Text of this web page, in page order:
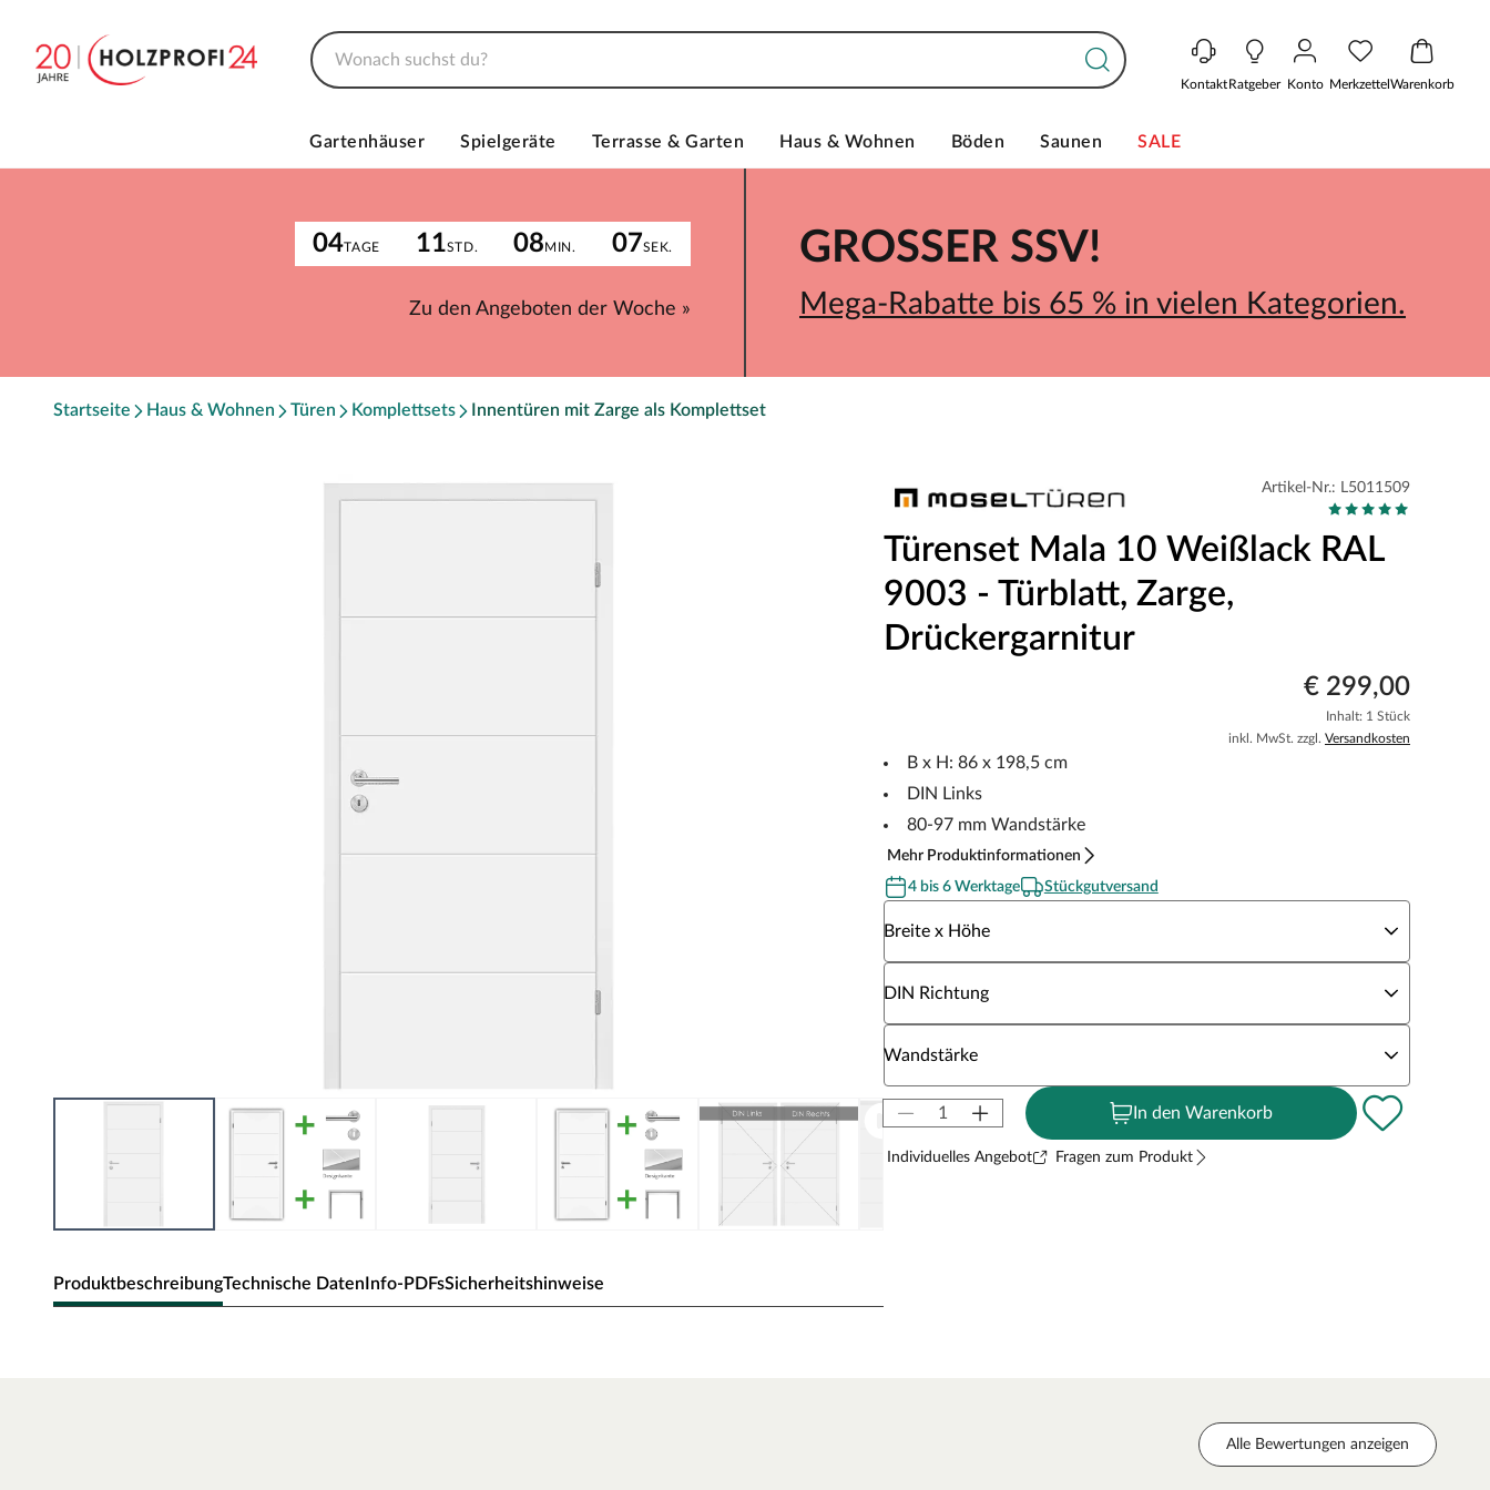
KontaktRatgeber Konto MerkzettelWarenkorb
Gartenhäuser Spielgeräte Terrasse & Garten Haus & Wohnen Böden Saunen SALE
04TAGE 11STD. 08MIN. 07SEK.
Zu den Angeboten der Woche »
GROSSER SSV!
Mega-Rabatte bis 65 % in vielen Kategorien.
Startseite Haus & Wohnen Türen Komplettsets Innentüren mit Zarge als Komplettset
ProduktbeschreibungTechnische DatenInfo-PDFsSicherheitshinweise
Artikel-Nr.: L5011509
Türenset Mala 10 Weißlack RAL
9003 - Türblatt, Zarge,
Drückergarnitur
€ 299,00
Inhalt: 1 Stück
inkl. MwSt. zzgl. Versandkosten
B x H: 86 x 198,5 cm
DIN Links
80-97 mm Wandstärke
Mehr Produktinformationen
4 bis 6 Werktage
Stückgutversand
Breite x Höhe
DIN Richtung
Wandstärke
In den Warenkorb
Individuelles Angebot Fragen zum Produkt
Alle Bewertungen anzeigen